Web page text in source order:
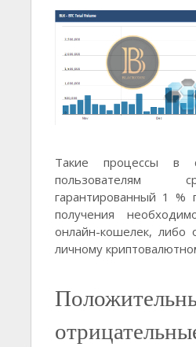
Такие процессы в
пользователям
гарантированный 1 %
получения
онлайн-кошелек, либо
личному